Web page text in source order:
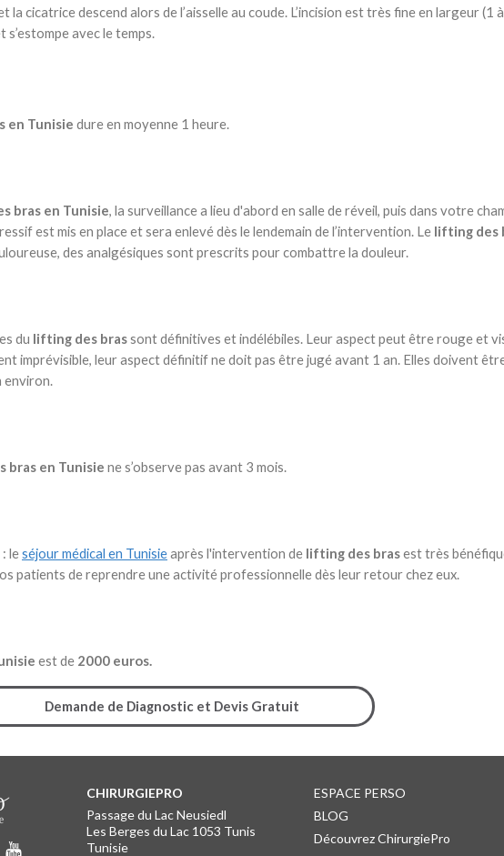
la cicatrice descend alors de l’aisselle au coude. L’incision est très fine en largeur (1
s’estompe avec le temps.
en Tunisie dure en moyenne 1 heure.
bras en Tunisie, la surveillance a lieu d'abord en salle de réveil, puis dans votre
est mis en place et sera enlevé dès le lendemain de l’intervention. Le lifting des
des analgésiques sont prescrits pour combattre la douleur.
du lifting des brassont définitives et indélébiles. Leur aspect peut être rouge et
imprévisible, leur aspect définitif ne doit pas être jugé avant 1 an. Elles doivent
environ.
bras en Tunisie ne s’observe pas avant 3 mois.
leséjour médical en Tunisieaprès l'intervention de lifting des brasest très
patients de reprendre une activité professionnelle dès leur retour chez eux.
est de 2000 euros.
Demande de Diagnostic et Devis Gratuit
CHIRURGIEPRO
CHIRURGIEPRO
Passage du Lac Neusiedl
Les Berges du Lac 1053 Tunis
Tunisie
ESPACE PERSO
BLOG
Découvrez ChirurgiePro